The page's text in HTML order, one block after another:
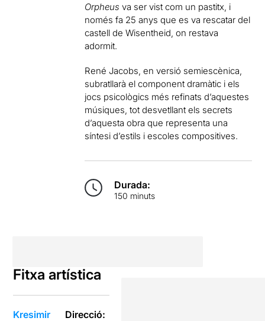
Orpheusva ser vist com un pastitx, i
només fa 25 anys que es va rescatar del
castell de Wisentheid, on restava
adormit.
René Jacobs, en versió semiescènica,
subratllarà el component dramàtic i els
jocs psicològics més refinats d’aquestes
músiques, tot desvetllant els secrets
d’aquesta obra que representa una
síntesi d’estils i escoles compositives.
Durada:
150 minuts
Fitxa artística
Kresimir
Direcció: